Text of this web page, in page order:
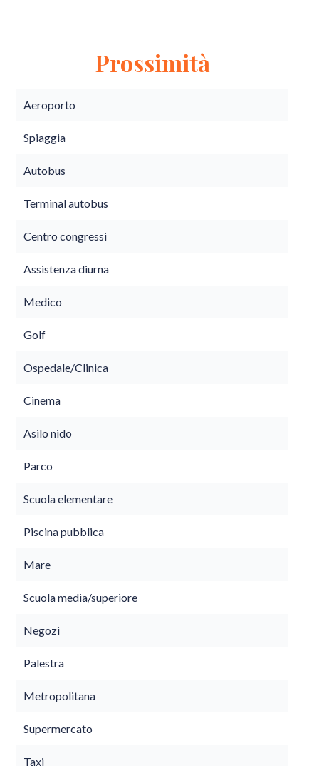
Prossimità
Aeroporto
Spiaggia
Autobus
Terminal autobus
Centro congressi
Assistenza diurna
Medico
Golf
Ospedale/Clinica
Cinema
Asilo nido
Parco
Scuola elementare
Piscina pubblica
Mare
Scuola media/superiore
Negozi
Palestra
Metropolitana
Supermercato
Taxi